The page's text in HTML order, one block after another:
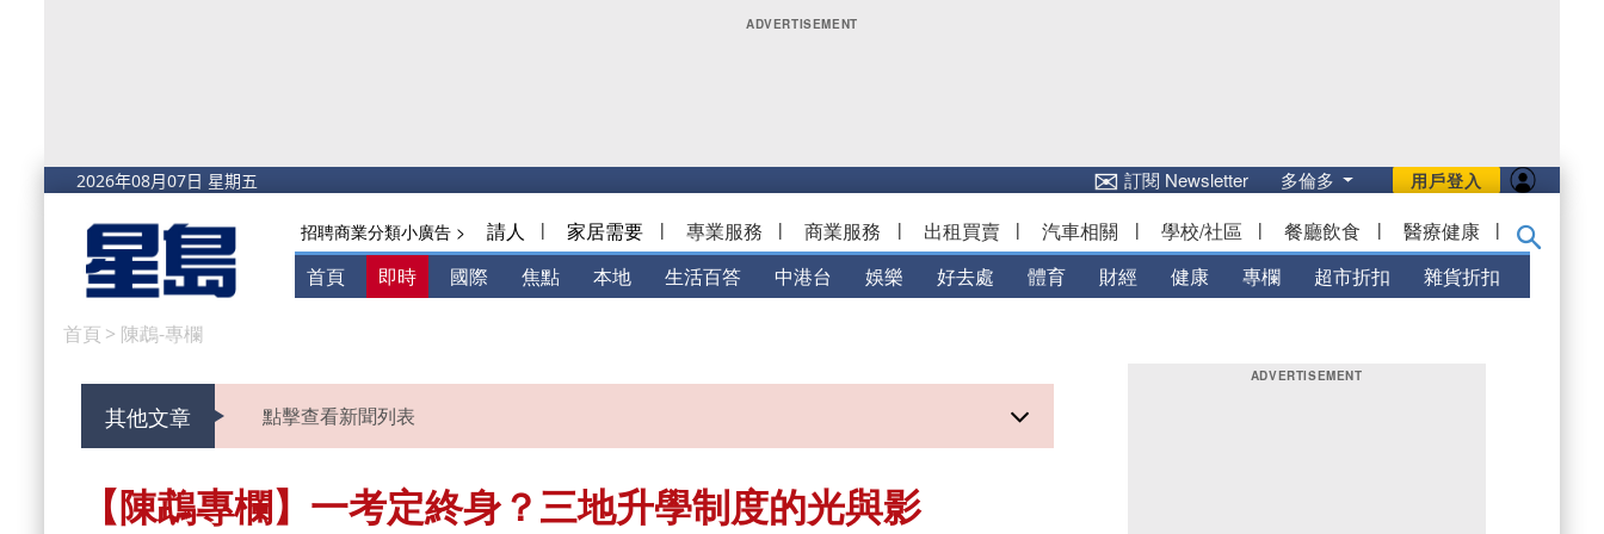
用戶登入
✉訂閱 Newsletter 多倫多
招聘商業分類小廣告 > 請人 | 家居需要 | 專業服務 | 商業服務 | 出租買賣 | 汽車相關 | 學校/社區 | 餐廳飲食 | 醫療健康 |
首頁 即時 國際 焦點 本地 生活百答 中港台 娛樂 好去處 體育 財經 健康 專欄 超市折扣 雜貨折扣
首頁 > 陳鵡-專欄
其他文章 點擊查看新聞列表
【陳鵡專欄】一考定終身？三地升學制度的光與影